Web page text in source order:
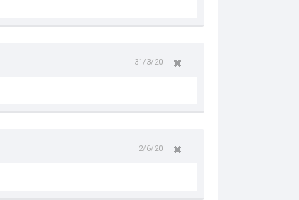
31/3/20
2/6/20